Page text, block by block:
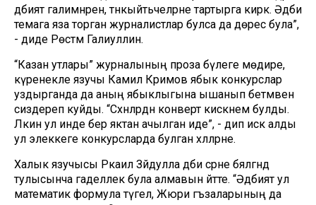
әдәбият галимнәрен, тәнкыйтьчеләрне тартырга кирәк. Әдәби
темага яза торган журналистлар булса да дөрес була”,
- диде Рөстәм Галиуллин.
“Казан утлары” журналының проза бүлеге мөдире,
күренекле язучы Камил Кәримов ябык конкурслар
уздырганда да аның ябыклыгына ышанып бетмәвен
сиздереп куйды. “Сәхнәләрдән конверт кискәнем булды.
Ләкин ул инде бер яктан ачылган иде”, - дип искә алды
ул элеккеге конкурсларда булган хәлләрне.
Халык язучысы Ркаил Зәйдулла әдәби әсәрне бәяләгәндә
тулысынча гаделлек була алмавын әйтте. “Әдәбият ул
математик формула түгел, Жюри әгъзаларының да